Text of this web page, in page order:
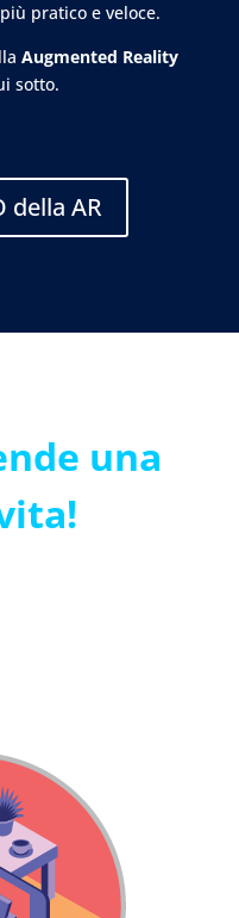
pratico e veloce.
Augmented Reality
sotto.
della AR
una